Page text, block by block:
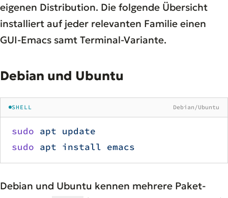
eigenen Distribution. Die folgende Übersicht
installiert auf jeder relevanten Familie einen
GUI-Emacs samt Terminal-Variante.
Debian und Ubuntu
SHELL Debian/Ubuntu
sudo apt update
sudo apt install emacs
Debian und Ubuntu kennen mehrere Paket-